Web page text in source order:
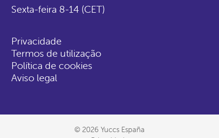
Sexta-feira 8-14 (CET)
Privacidade
Termos de utilização
Política de cookies
Aviso legal
© 2026 Yuccs España